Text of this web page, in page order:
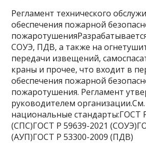
Регламент технического
обеспечения пожарной
СОУЭ, ПДВ, а также на
передачи извещений,
краны и прочее, что входит в
обеспечения пожарной
пожаротушения. Регламент
руководителем
национальные стандарты:ГОСТ
(СПС)ГОСТ Р 59639-2021
(АУП)ГОСТ Р 53300-2009 (ПДВ)